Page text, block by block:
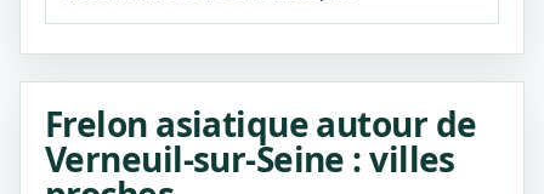
Frelon asiatique autour de
Verneuil-sur-Seine : villes